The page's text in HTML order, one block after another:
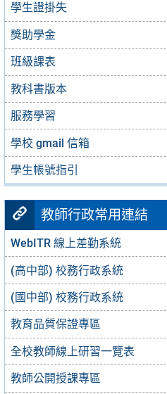
學生證掛失
獎助學金
班級課表
教科書版本
服務學習
學校 gmail 信箱
學生帳號指引
教師行政常用連結
WebITR 線上差勤系統
(高中部) 校務行政系統
(國中部) 校務行政系統
教育品質保證專區
全校教師線上研習一覽表
教師公開授課專區